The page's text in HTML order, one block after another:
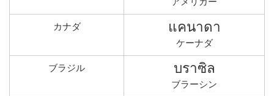
カナダ แคนาดา
ケーナダ
ブラジル บราซิล
ブラーシン